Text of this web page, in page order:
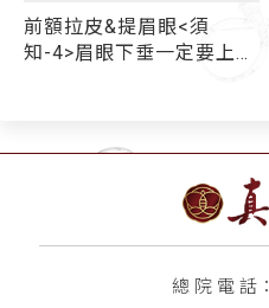
前額拉皮&提眉眼<須
知-4>眉眼下垂一定要上額
冠狀上額拉皮 拉皮權威教
總 院 電 話：